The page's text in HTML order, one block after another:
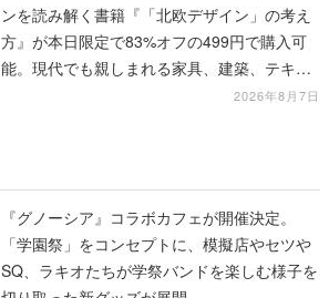
ンを読み解く書籍『「北欧デザイン」の考え
方』が本日限定で83%オフの499円で購入可
能。現代でも親しまれる家具、建築、テキス
2026年8月7日
『グノーシア』コラボカフェが開催決定。
「学園祭」をコンセプトに、模擬店やセツや
SQ、ラキオたちが学祭バンドを楽しむ様子を